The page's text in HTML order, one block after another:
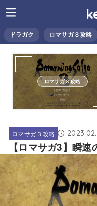
ドラガク ロマサガ３攻略
ロマサガ３攻略
ロマサガ３攻略
【ロマサガ3】瞬速